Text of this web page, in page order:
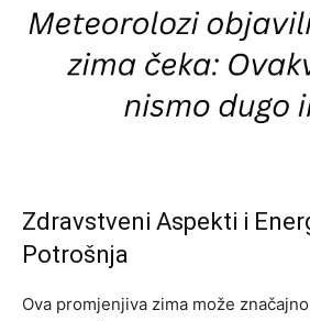
Zdravstveni Aspekti i
Potrošnja
Ova promjenjiva zima može